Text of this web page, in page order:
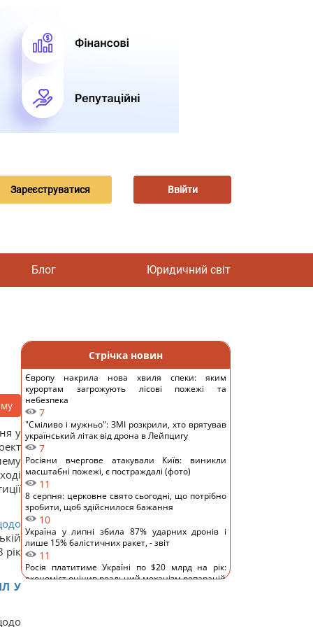
Зареєструватися Ввійти
Блог Юридичний світ
у
рік
У
Стрічка новин
Європу накрила нова хвиля спеки: яким
курортам загрожують лісові пожежі та
небезпека
7
"Сміливо і мужньо": ЗМІ розкрили, хто врятував
український літак від дрона в Лейпцигу
7
Росіяни вчергове атакували Київ: виникли
масштабні пожежі, є постраждалі (фото)
11
8 серпня: церковне свято сьогодні, що потрібно
зробити, щоб здійснилося бажання
10
Україна у липні збила 87% ударних дронів і
лише 15% балістичних ракет, - звіт
11
Росія платитиме Україні по $20 млрд на рік:
економіст оцінив реальний механізм репарацій